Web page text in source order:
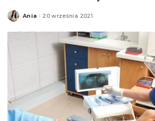
Posted
Ania 20 września 2021